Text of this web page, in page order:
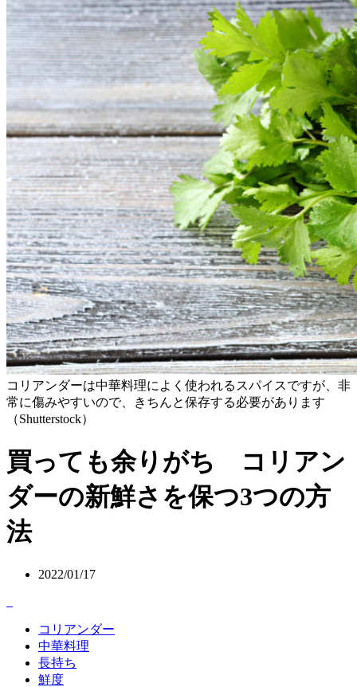
コリアンダーは中華料理によく使われるスパイスですが、非
常に傷みやすいので、きちんと保存する必要があります
（Shutterstock）
買っても余りがち コリアン
ダーの新鮮さを保つ3つの方
法
2022/01/17
コリアンダー
中華料理
長持ち
鮮度